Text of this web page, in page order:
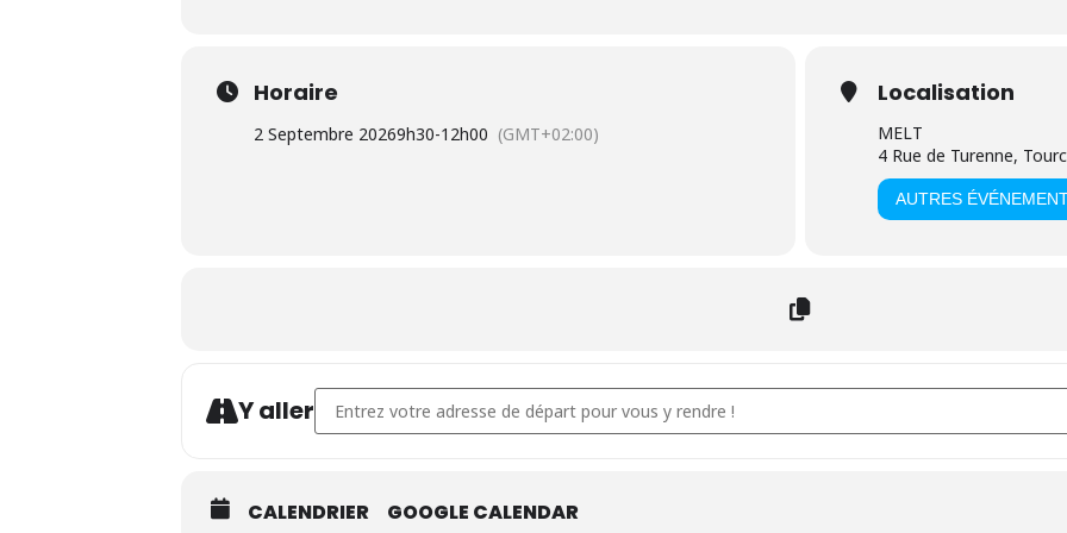
Horaire
2 Septembre 20269h30-12h00 (GMT+02:00)
Localisation
MELT
4 Rue de Turenne,
AUTRES
Y allerAddress - Permanences Formation : Votre projet, notre accompagnement [HfFP667jo]
CALENDRIER GOOGLE CALENDAR